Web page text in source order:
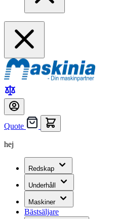
Quote
hej
Redskap
Underhåll
Maskiner
Bästsäljare